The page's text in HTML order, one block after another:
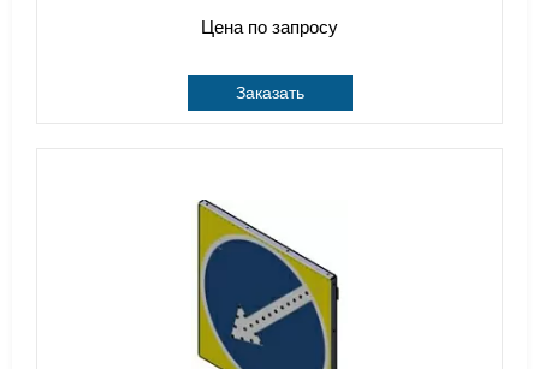
Цена по запросу
Заказать